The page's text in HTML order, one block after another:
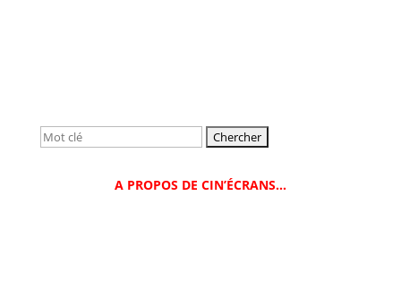
Rechercher:
A PROPOS DE CIN’ÉCRANS…